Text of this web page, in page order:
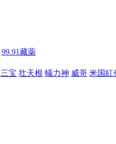
99.91藏薬
三宝 壮天根 蟻力神 威哥 米国紅